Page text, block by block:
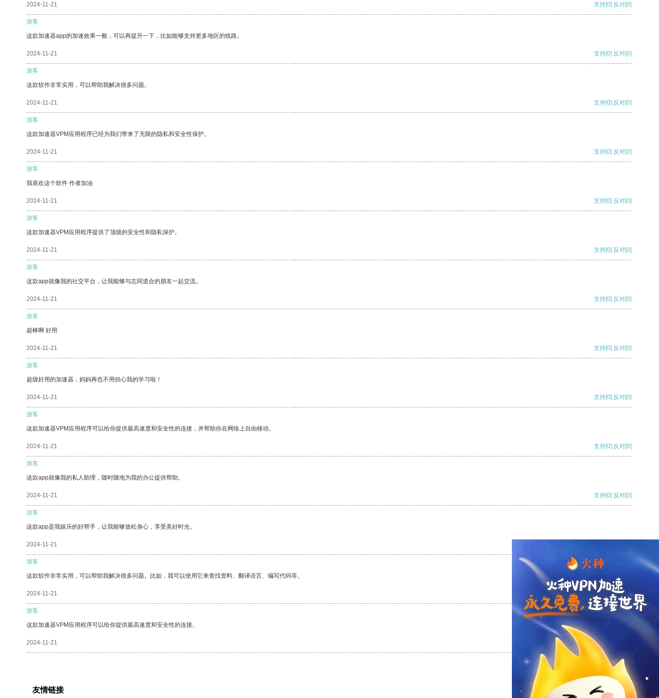
2024-11-21 支持[0] 反对[0]
游客
这款加速器app的加速效果一般，可以再提升一下，比如能够支持更多地区的线路。
2024-11-21 支持[0] 反对[0]
游客
这款软件非常实用，可以帮助我解决很多问题。
2024-11-21 支持[0] 反对[0]
游客
这款加速器VPM应用程序已经为我们带来了无限的隐私和安全性保护。
2024-11-21 支持[0] 反对[0]
游客
我喜欢这个软件 作者加油
2024-11-21 支持[0] 反对[0]
游客
这款加速器VPM应用程序提供了顶级的安全性和隐私保护。
2024-11-21 支持[0] 反对[0]
游客
这款app就像我的社交平台，让我能够与志同道合的朋友一起交流。
2024-11-21 支持[0] 反对[0]
游客
超棒啊 好用
2024-11-21 支持[0] 反对[0]
游客
超级好用的加速器，妈妈再也不用担心我的学习啦！
2024-11-21 支持[0] 反对[0]
游客
这款加速器VPM应用程序可以给你提供最高速度和安全性的连接，并帮助你在网络上自由移动。
2024-11-21 支持[0] 反对[0]
游客
这款app就像我的私人助理，随时随地为我的办公提供帮助。
2024-11-21 支持[0] 反对[0]
游客
这款app是我娱乐的好帮手，让我能够放松身心，享受美好时光。
2024-11-21
游客
这款软件非常实用，可以帮助我解决很多问题。比如，我可以使用它来查找资料、翻译语言、编写代码等。
2024-11-21 支持 [0] 反对 [0]
游客
这款加速器VPM应用程序可以给你提供最高速度和安全性的连接。
2024-11-21 支持
友情链接